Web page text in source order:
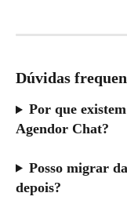
Dúvidas
Por que
Agendor Chat?
Posso migrar
depois?